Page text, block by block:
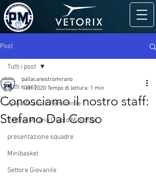
Post
Tutti i post
Apigi Mirano C Femminile
Vetorix Mirano C Gold Maschile
presentazione squadre
Minibasket
Settore Giovanile
Tutti i post
Conosciamo il nostro staff:
Stefano Dal Corso
pallacanestromirano
1 ott 2020 Tempo di lettura: 1 min